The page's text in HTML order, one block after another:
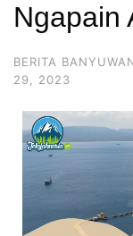
Ngapain
BERITA
29, 2023